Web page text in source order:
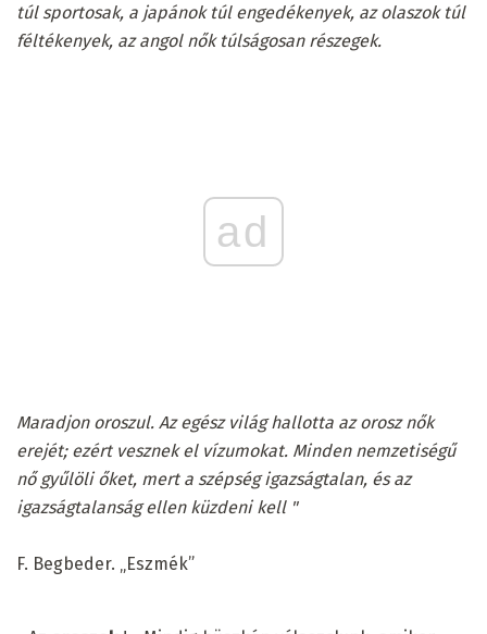
túl sportosak, a japánok túl engedékenyek, az olaszok túl
féltékenyek, az angol nők túlságosan részegek.
ad
Maradjon oroszul. Az egész világ hallotta az orosz nők
erejét; ezért vesznek el vízumokat. Minden nemzetiségű
nő gyűlöli őket, mert a szépség igazságtalan, és az
igazságtalanság ellen küzdeni kell "
F. Begbeder. „Eszmék”